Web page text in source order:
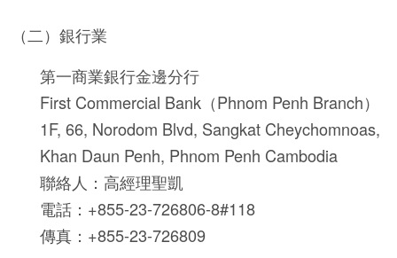
（二）銀行業
第一商業銀行金邊分行
First Commercial Bank（Phnom Penh Branch）
1F, 66, Norodom Blvd, Sangkat Cheychomnoas,
Khan Daun Penh, Phnom Penh Cambodia
聯絡人：高經理聖凱
電話：+855-23-726806-8#118
傳真：+855-23-726809